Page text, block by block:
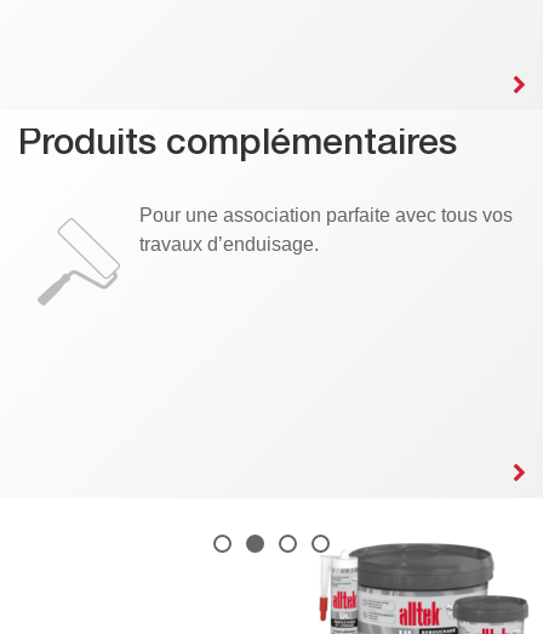
Produits complémentaires
Pour une association parfaite avec tous vos
travaux d’enduisage.